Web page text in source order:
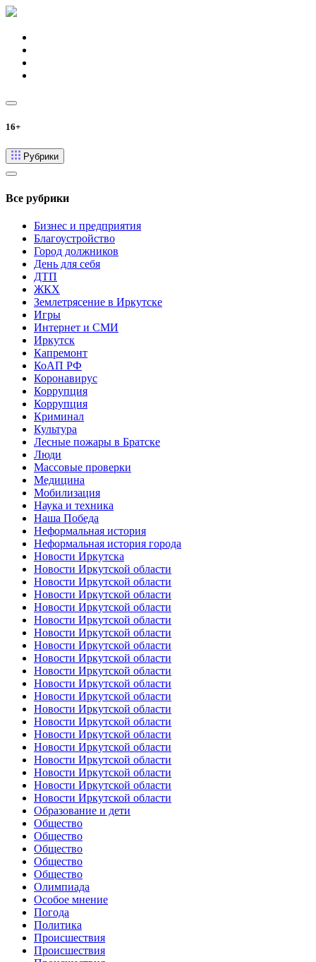
16+
Рубрики
Все рубрики
Бизнес и предприятия
Благоустройство
Город должников
День для себя
ДТП
ЖКХ
Землетрясение в Иркутске
Игры
Интернет и СМИ
Иркутск
Капремонт
КоАП РФ
Коронавирус
Коррупция
Коррупция
Криминал
Культура
Лесные пожары в Братске
Люди
Массовые проверки
Медицина
Мобилизация
Наука и техника
Наша Победа
Неформальная история
Неформальная история города
Новости Иркутска
Новости Иркутской области
Новости Иркутской области
Новости Иркутской области
Новости Иркутской области
Новости Иркутской области
Новости Иркутской области
Новости Иркутской области
Новости Иркутской области
Новости Иркутской области
Новости Иркутской области
Новости Иркутской области
Новости Иркутской области
Новости Иркутской области
Новости Иркутской области
Новости Иркутской области
Новости Иркутской области
Новости Иркутской области
Новости Иркутской области
Новости Иркутской области
Образование и дети
Общество
Общество
Общество
Общество
Общество
Олимпиада
Особое мнение
Погода
Политика
Происшествия
Происшествия